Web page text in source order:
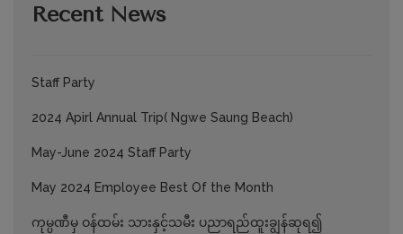
Recent News
Staff Party
2024 Apirl Annual Trip( Ngwe Saung Beach)
May-June 2024 Staff Party
May 2024 Employee Best Of the Month
ကုမ္ပဏီမှ ဝန်ထမ်း သားနှင့်သမီး ပညာရည်ထူးချွန်ဆုရ၍